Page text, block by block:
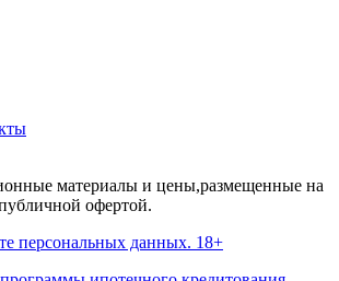
материалы и цены,размещенные на
офертой.
персональных данных. 18+